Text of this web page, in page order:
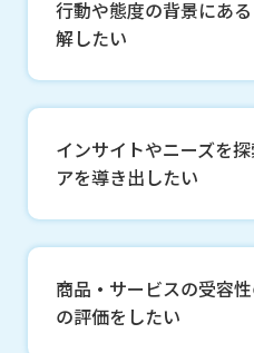
行動や態度の背景にあ
解したい
インサイトやニーズを
アを導き出したい
商品・サービスの受容
の評価をしたい